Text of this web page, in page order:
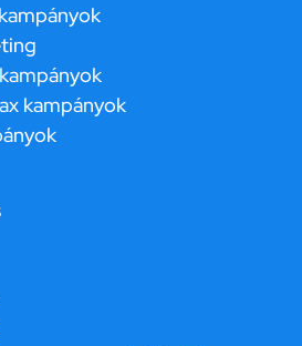
kampányok